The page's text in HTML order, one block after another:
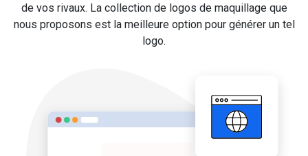
de vos rivaux. La collection de logos de maquillage que
nous proposons est la meilleure option pour générer un tel
logo.